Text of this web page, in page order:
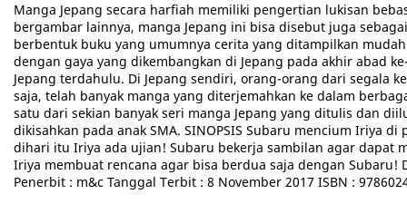
Manga Jepang secara harfiah memiliki pengertian lukisan
bergambar lainnya, manga Jepang ini bisa disebut juga
berbentuk buku yang umumnya cerita yang ditampilkan
dengan gaya yang dikembangkan di Jepang pada akhir abad
Jepang terdahulu. Di Jepang sendiri, orang-orang dari segala
saja, telah banyak manga yang diterjemahkan ke dalam
satu dari sekian banyak seri manga Jepang yang ditulis dan
dikisahkan pada anak SMA. SINOPSIS Subaru mencium Iriya
dihari itu Iriya ada ujian! Subaru bekerja sambilan agar dapat
Iriya membuat rencana agar bisa berdua saja dengan Subaru!
Penerbit : m&c Tanggal Terbit : 8 November 2017 ISBN :